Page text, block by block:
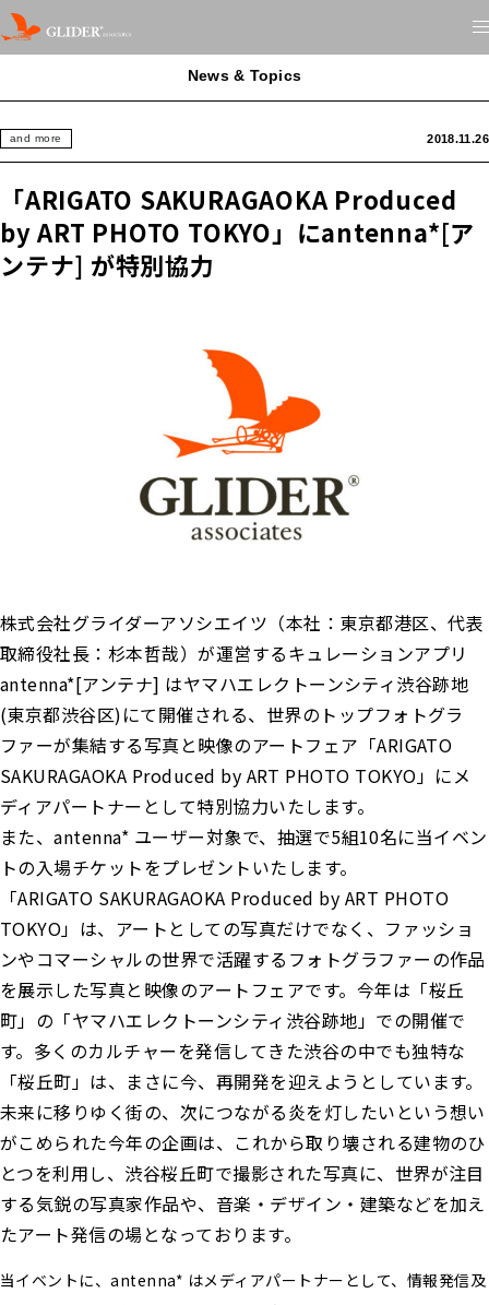
News & Topics
and more 2018.11.26
「ARIGATO SAKURAGAOKA Produced
by ART PHOTO TOKYO」にantenna*[ア
ンテナ] が特別協力
株式会社グライダーアソシエイツ（本社：東京都港区、代表
取締役社長：杉本哲哉）が運営するキュレーションアプリ
antenna*[アンテナ] はヤマハエレクトーンシティ渋谷跡地
(東京都渋谷区)にて開催される、世界のトップフォトグラ
ファーが集結する写真と映像のアートフェア「ARIGATO
SAKURAGAOKA Produced by ART PHOTO TOKYO」にメ
ディアパートナーとして特別協力いたします。
また、antenna* ユーザー対象で、抽選で5組10名に当イベン
トの入場チケットをプレゼントいたします。
「ARIGATO SAKURAGAOKA Produced by ART PHOTO
TOKYO」は、アートとしての写真だけでなく、ファッショ
ンやコマーシャルの世界で活躍するフォトグラファーの作品
を展示した写真と映像のアートフェアです。今年は「桜丘
町」の「ヤマハエレクトーンシティ渋谷跡地」での開催で
す。多くのカルチャーを発信してきた渋谷の中でも独特な
「桜丘町」は、まさに今、再開発を迎えようとしています。
未来に移りゆく街の、次につながる炎を灯したいという想い
がこめられた今年の企画は、これから取り壊される建物のひ
とつを利用し、渋谷桜丘町で撮影された写真に、世界が注目
する気鋭の写真家作品や、音楽・デザイン・建築などを加え
たアート発信の場となっております。
当イベントに、antenna* はメディアパートナーとして、情報発信及